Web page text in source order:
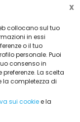
collocano sul tuo
in essi
o il tuo
personale. Puoi
consenso in
La scelta
la completezza di
sui cookiee la
X